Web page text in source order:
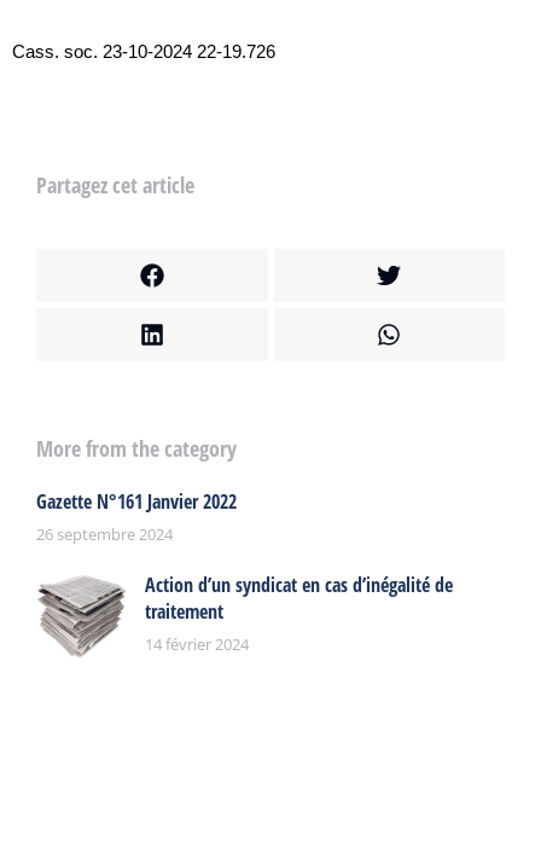
Cass. soc. 23-10-2024 22-19.726
Partagez cet article
More from the category
Gazette N°161 Janvier 2022
26 septembre 2024
Action d’un syndicat en cas d’inégalité de
traitement
14 février 2024